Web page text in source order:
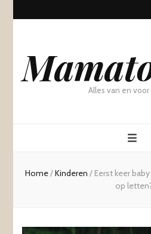
Alles van en
Home/Kinderen / Eerst keer
op